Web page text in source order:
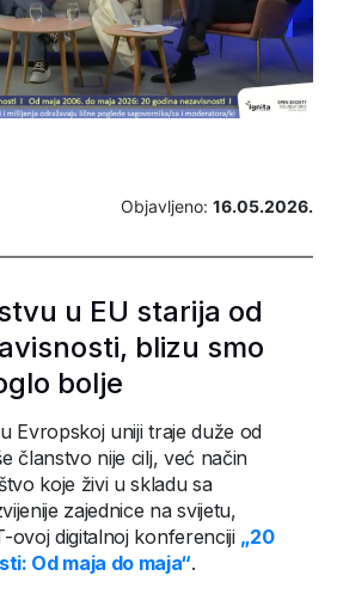
Objavljeno: 16.05.2026.
u EU starija od
blizu smo
bolje
Evropskoj uniji traje duže od
članstvo nije cilj, već način
koje živi u skladu sa
zajednice na svijetu,
ovoj digitalnoj konferenciji „20
Od maja do maja“.